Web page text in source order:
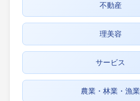
不動産
理美容
サービス
農業・林業・漁業